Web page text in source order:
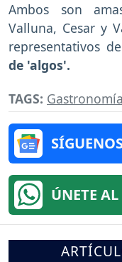
Ambos son
Valluna, Cesar y
representativos
de 'algos'.
TAGS: Gastronomía
ÚNETE